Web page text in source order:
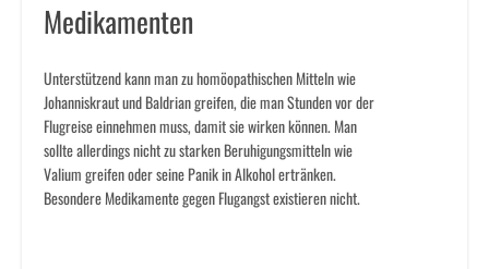
Medikamenten
Unterstützend kann man zu homöopathischen Mitteln wie
Johanniskraut und Baldrian greifen, die man Stunden vor der
Flugreise einnehmen muss, damit sie wirken können. Man
sollte allerdings nicht zu starken Beruhigungsmitteln wie
Valium greifen oder seine Panik in Alkohol ertränken.
Besondere Medikamente gegen Flugangst existieren nicht.